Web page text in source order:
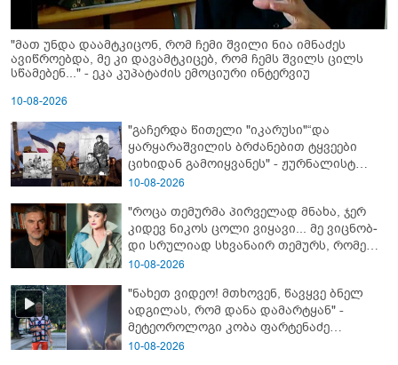
"მათ უნდა დაამტკიცონ, რომ ჩემი შვილი ნია იმნაძეს
ავიწროებდა, მე კი დავამტკიცებ, რომ ჩემს შვილს ცილს
სწამებენ..." - ეკა კუპატაძის ემოციური ინტერვიუ
10-08-2026
"გაჩერდა წითელი "იკარუსი"“და
ყარყარაშვილის ბრძანებით ტყვეები
ციხიდან გამოიყვანეს" - ჟურნალისტ
თამრიკო მოლაშვილის თვალით
კითხვაზე: როგორ ექცეოდნენ
ქართველები ტყვეებს
10-08-2026
"როცა თემურმა პირველად მნახა, ჯერ
კიდევ ნიკოს ცოლი ვიყავი... მე ვიც­ნობ­
დი სრუ­ლი­ად სხვა­ნა­ირ თე­მურს, რო­მელ­
საც მა­შინ არც ბიზ­ნე­სი ჰქონ­და, არა­ფე­რი
თემურ უგულავაზე?
10-08-2026
"ნახეთ ვიდეო! მთხოვენ, წავყვე ბნელ
ადგილას, რომ დანა დამარტყან" -
მეტეოროლოგი კობა ფარტენაძე
ფარულად გადაღებულ კადრებს
10-08-2026